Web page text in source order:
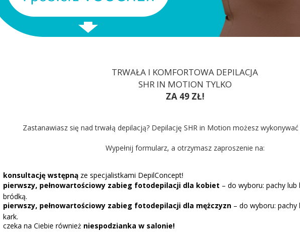
TRWAŁA I KOMFORTOWA DEPILACJA
SHR IN MOTION TYLKO
ZA 49 ZŁ!
Zastanawiasz się nad trwałą depilacją? Depilację SHR in Motion możesz wykonywać
Wypełnij formularz, a otrzymasz zaproszenie na:
konsultację wstępną ze specjalistkami DepilConcept!
pierwszy, pełnowartościowy zabieg fotodepilacji dla kobiet – do wyboru: pachy lub
bródką.
pierwszy, pełnowartościowy zabieg fotodepilacji dla mężczyzn – do wyboru: pachy
kark.
czeka na Ciebie również niespodzianka w salonie!